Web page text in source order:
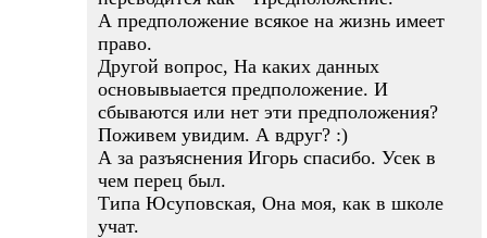
А предположение всякое на жизнь имеет
право.
Другой вопрос, На каких данных
основывыается предположение. И
сбываются или нет эти предположения?
Поживем увидим. А вдруг? :)
А за разъяснения Игорь спасибо. Усек в
чем перец был.
Типа Юсуповская, Она моя, как в школе
учат.